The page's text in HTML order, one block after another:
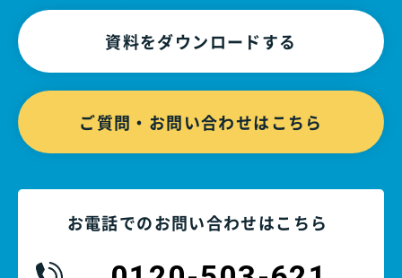
資料をダウンロードする
ご質問・お問い合わせはこちら
お電話でのお問い合わせはこちら